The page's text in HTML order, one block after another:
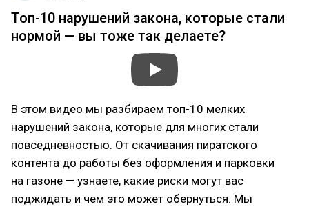
Топ-10 нарушений закона, которые стали
нормой — вы тоже так делаете?
В этом видео мы разбираем топ-10 мелких
нарушений закона, которые для многих стали
повседневностью. От скачивания пиратского
контента до работы без оформления и парковки
на газоне — узнаете, какие риски могут вас
поджидать и чем это может обернуться. Мы